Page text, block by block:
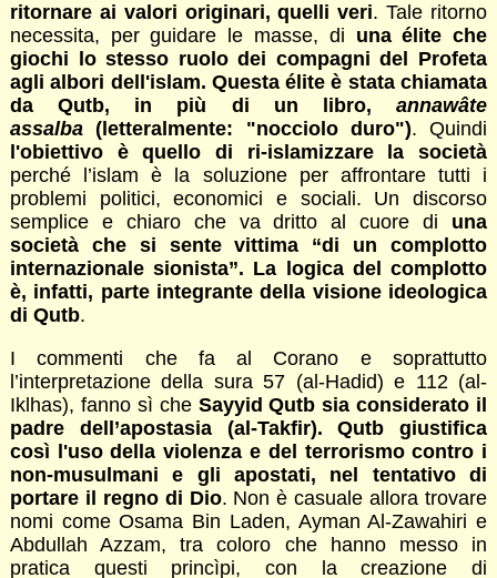
ritornare ai valori originari, quelli veri. Tale ritorno
necessita, per guidare le masse, di una élite che
giochi lo stesso ruolo dei compagni del Profeta
agli albori dell'islam. Questa élite è stata chiamata
da Qutb, in più di un libro,annawâte
assalba(letteralmente: "nocciolo duro"). Quindi
l'obiettivo è quello di ri-islamizzare la società
perché l’islam è la soluzione per affrontare tutti i
problemi politici, economici e sociali. Un discorso
semplice e chiaro che va dritto al cuore di una
società che si sente vittima “di un complotto
internazionale sionista”. La logica del complotto
è, infatti, parte integrante della visione ideologica
di Qutb.
I commenti che fa al Corano e soprattutto
l’interpretazione della sura 57 (al-Hadid) e 112 (al-
Iklhas), fanno sì che Sayyid Qutb sia considerato il
padre dell’apostasia (al-Takfir). Qutb giustifica
così l'uso della violenza e del terrorismo contro i
non-musulmani e gli apostati, nel tentativo di
portare il regno di Dio. Non è casuale allora trovare
nomi come Osama Bin Laden, Ayman Al-Zawahiri e
Abdullah Azzam, tra coloro che hanno messo in
pratica questi princìpi, con la creazione di